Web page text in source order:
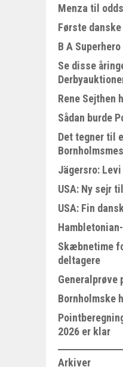
Menza til
Første
B A
Se disse
Rene
Sådan burde
Det tegner til
Jägersro:
USA: Ny sejr
USA: Fin
Skæbnetime
deltagere
Generalprøve
Bornholmske
2026 er klar
Arkiver